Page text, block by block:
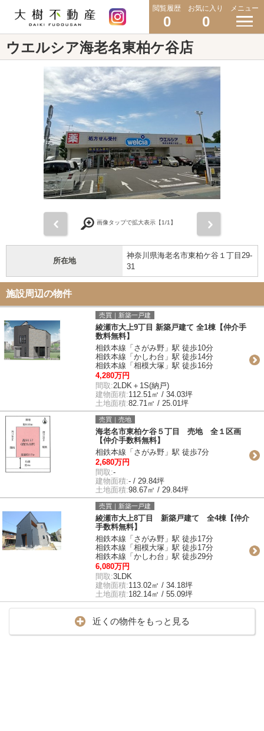
閲覧履歴
0
お気に入り
0
メニュー
ウエルシア海老名東柏ケ谷店
画像タップで拡大表示【1/1】
所在地
神奈川県海老名市東柏ケ谷１丁目29-
31
施設周辺の物件
売買｜新築一戸建
綾瀬市大上9丁目 新築戸建て 全1棟【仲介手
数料無料】
相鉄本線「さがみ野」駅 徒歩10分
相鉄本線「かしわ台」駅 徒歩14分
相鉄本線「相模大塚」駅 徒歩16分
4,280万円
間取:2LDK＋1S(納戸)
建物面積:112.51㎡ / 34.03坪
土地面積:82.71㎡ / 25.01坪
売買｜売地
海老名市東柏ケ谷５丁目 売地 全１区画
【仲介手数料無料】
相鉄本線「さがみ野」駅 徒歩7分
2,680万円
間取:-
建物面積:- / 29.84坪
土地面積:98.67㎡ / 29.84坪
売買｜新築一戸建
綾瀬市大上8丁目 新築戸建て 全4棟【仲介
手数料無料】
相鉄本線「さがみ野」駅 徒歩17分
相鉄本線「相模大塚」駅 徒歩17分
相鉄本線「かしわ台」駅 徒歩29分
6,080万円
間取:3LDK
建物面積:113.02㎡ / 34.18坪
土地面積:182.14㎡ / 55.09坪
近くの物件をもっと見る